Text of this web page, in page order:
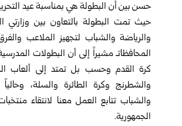
حسن بين أن البطولة هي بمناسبة عيد
حيث تمت البطولة بالتعاون بين وزارتي
والرياضة والشباب لتجهيز الملاعب
المحافظاتـ مشيراً إلى أن البطولات
كرة القدم وحسب بل تمتد إلى ألعاب
والشطرنج وكرة الطائرة والسلة، وحالياً
والشباب تتابع العمل معنا لانتقاء
الجمهورية.